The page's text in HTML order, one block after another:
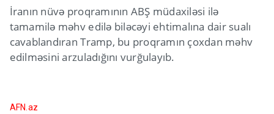
İranın nüvə proqramının ABŞ müdaxiləsi ilə
tamamilə məhv edilə biləcəyi ehtimalına dair sualı
cavablandıran Tramp, bu proqramın çoxdan məhv
edilməsini arzuladığını vurğulayıb.
AFN.az